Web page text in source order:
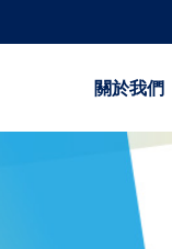
關於我們